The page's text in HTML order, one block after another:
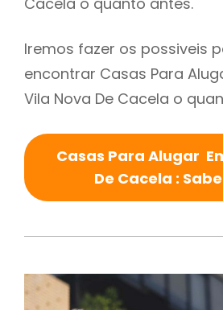
Iremos fazer os possiveis
encontrar Casas Para
Vila Nova De Cacela o
Casas Para Alugar
De Cacela :